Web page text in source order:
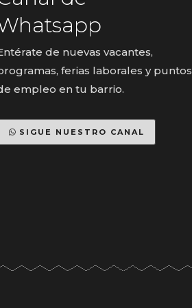
de nuevas vacantes,
ferias laborales y puntos
empleo en tu barrio.
SIGUE NUESTRO CANAL